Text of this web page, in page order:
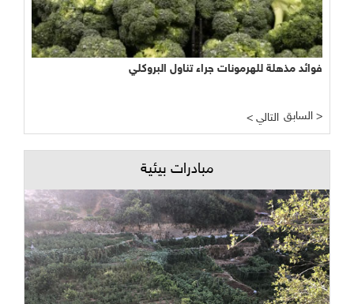
فوائد مذهلة للهرمونات جراء تناول البروكلي
< التالي السابق >
مبادرات بيئية